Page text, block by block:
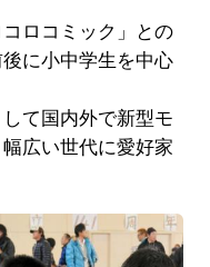
ロコミック」との
に小中学生を中心
て国内外で新型モ
広い世代に愛好家